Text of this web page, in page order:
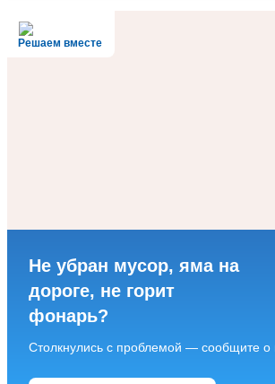
Решаем вместе
Не убран мусор, яма на
дороге, не горит
фонарь?
Столкнулись с проблемой — сообщите о